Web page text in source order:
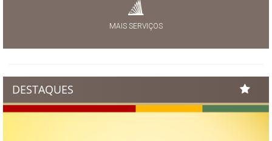
MAIS SERVIÇOS
DESTAQUES